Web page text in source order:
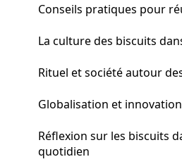
Conseils pratiques pour
La culture des biscuits
Rituel et société autour
Globalisation et innovation
Réflexion sur les biscuits
quotidien